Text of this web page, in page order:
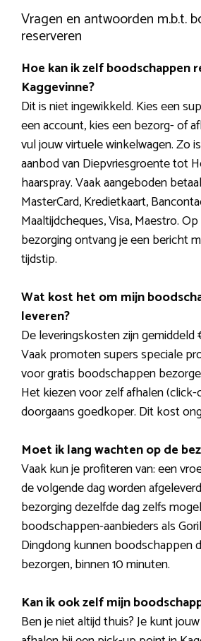
Vragen en antwoorden m.b.t.
reserveren
Hoe kan ik zelf boodschappen
Kaggevinne?
Dit is niet ingewikkeld. Kies een
een account, kies een bezorg- of
vul jouw virtuele winkelwagen. Zo
aanbod van Diepvriesgroente tot
haarspray. Vaak aangeboden
MasterCard, Kredietkaart,
Maaltijdcheques, Visa, Maestro.
bezorging ontvang je een bericht
tijdstip.
Wat kost het om mijn
leveren?
De leveringskosten zijn
Vaak promoten supers speciale
voor gratis boodschappen
Het kiezen voor zelf afhalen
doorgaans goedkoper. Dit kost
Moet ik lang wachten op de
Vaak kun je profiteren van: een
de volgende dag worden
bezorging dezelfde dag zelfs
boodschappen-aanbieders als
Dingdong kunnen boodschappen
bezorgen, binnen 10 minuten.
Kan ik ook zelf mijn
Ben je niet altijd thuis? Je kunt